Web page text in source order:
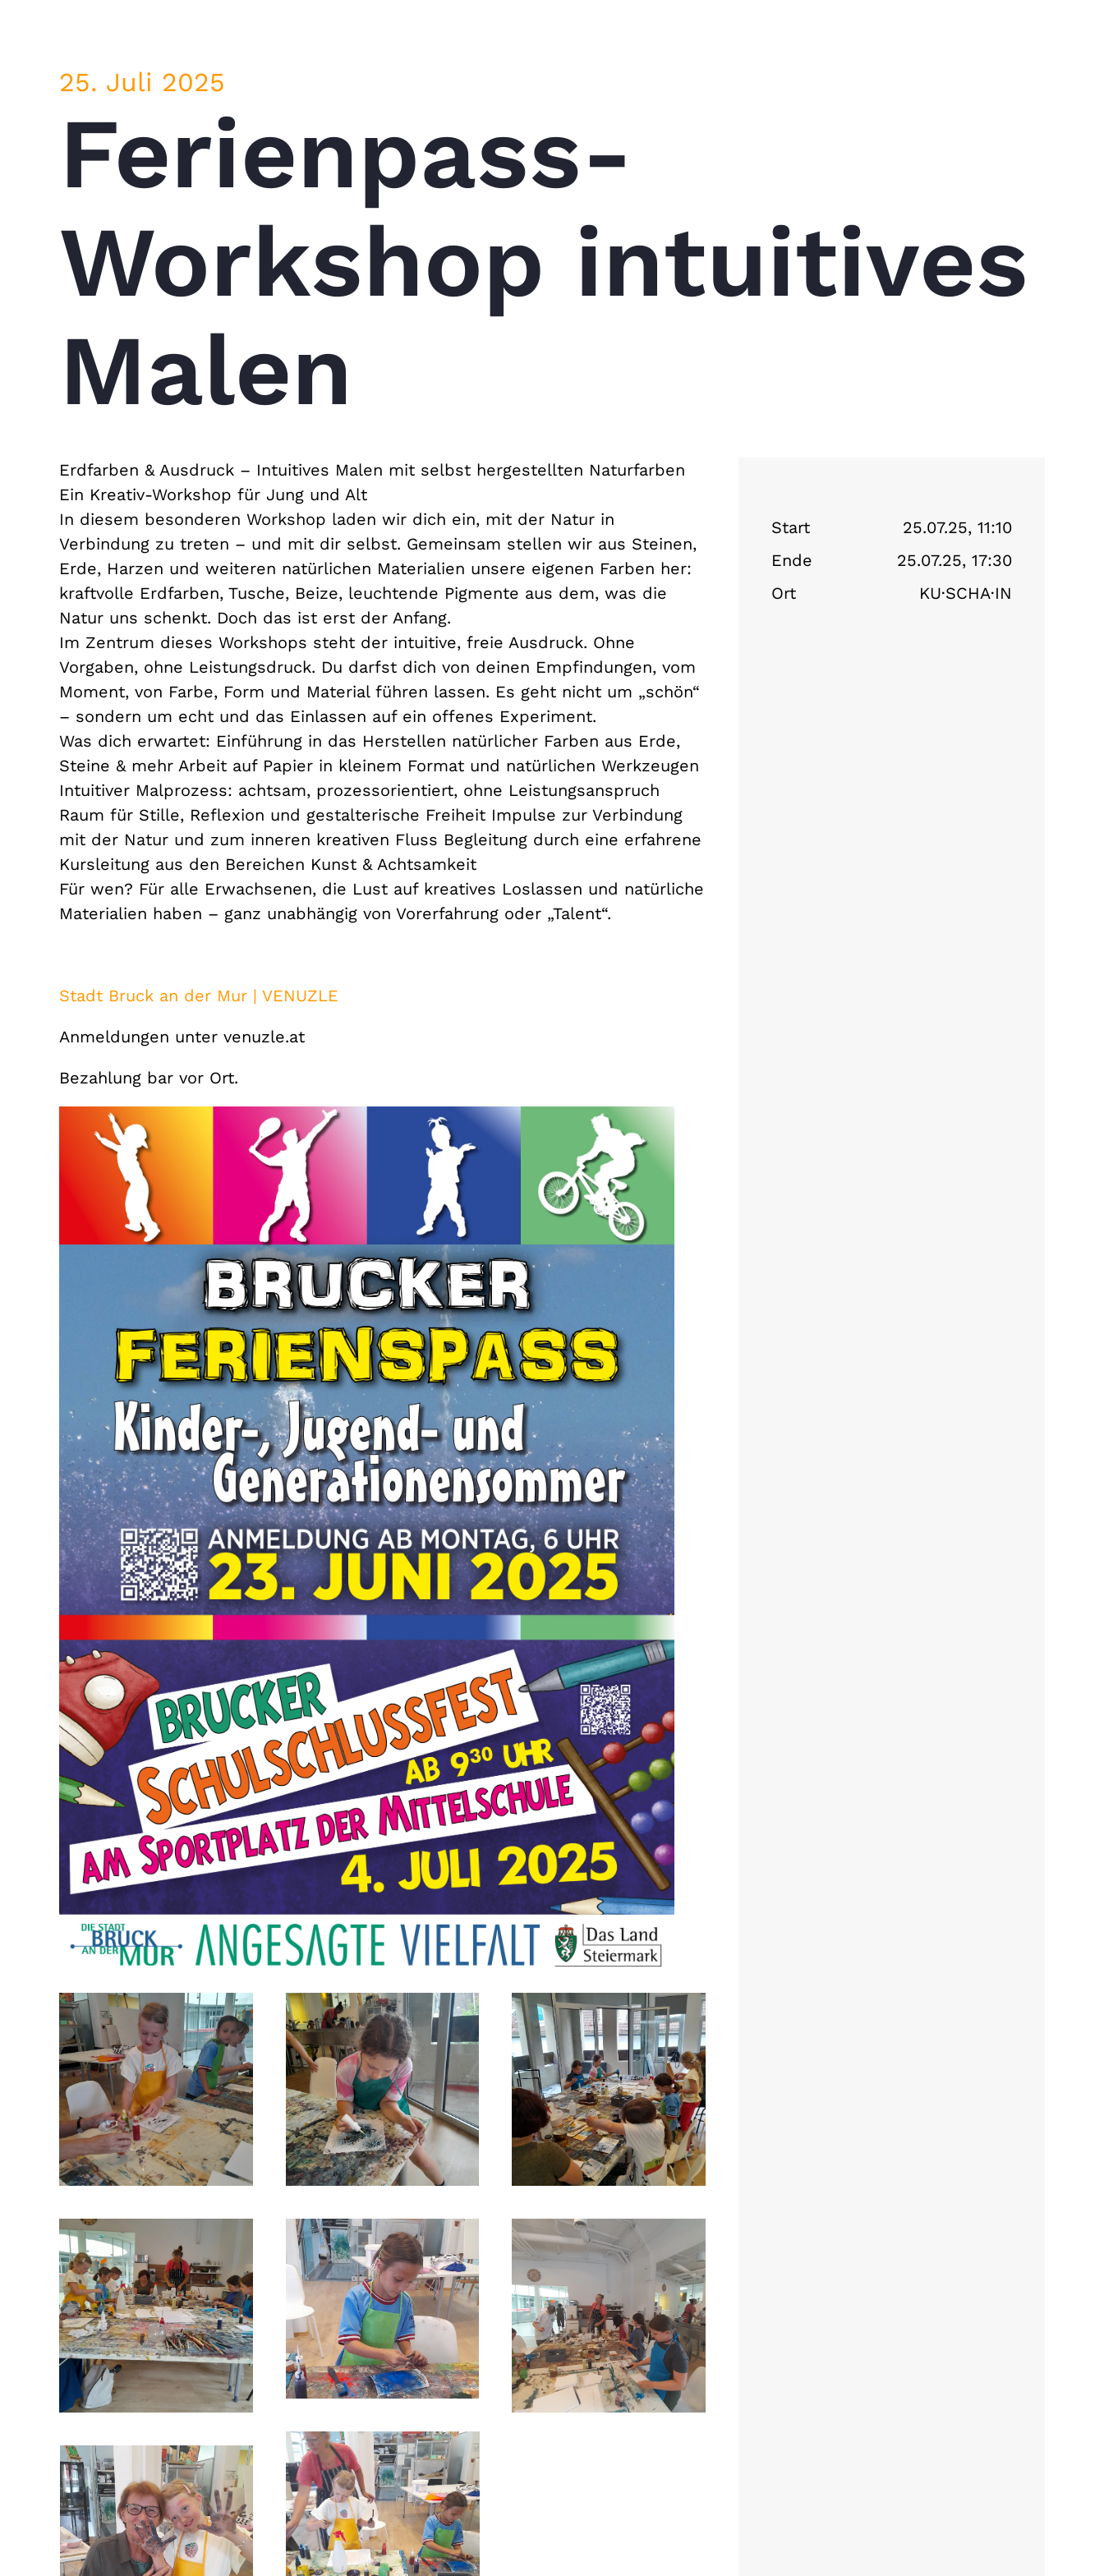
25. Juli 2025
Ferienpass-
Workshop intuitives
Malen
Erdfarben & Ausdruck – Intuitives Malen mit selbst hergestellten Naturfarben
Ein Kreativ-Workshop für Jung und Alt
In diesem besonderen Workshop laden wir dich ein, mit der Natur in
Verbindung zu treten – und mit dir selbst. Gemeinsam stellen wir aus Steinen,
Erde, Harzen und weiteren natürlichen Materialien unsere eigenen Farben her:
kraftvolle Erdfarben, Tusche, Beize, leuchtende Pigmente aus dem, was die
Natur uns schenkt. Doch das ist erst der Anfang.
Im Zentrum dieses Workshops steht der intuitive, freie Ausdruck. Ohne
Vorgaben, ohne Leistungsdruck. Du darfst dich von deinen Empfindungen, vom
Moment, von Farbe, Form und Material führen lassen. Es geht nicht um „schön“
– sondern um echt und das Einlassen auf ein offenes Experiment.
Was dich erwartet: Einführung in das Herstellen natürlicher Farben aus Erde,
Steine & mehr Arbeit auf Papier in kleinem Format und natürlichen Werkzeugen
Intuitiver Malprozess: achtsam, prozessorientiert, ohne Leistungsanspruch
Raum für Stille, Reflexion und gestalterische Freiheit Impulse zur Verbindung
mit der Natur und zum inneren kreativen Fluss Begleitung durch eine erfahrene
Kursleitung aus den Bereichen Kunst & Achtsamkeit
Für wen? Für alle Erwachsenen, die Lust auf kreatives Loslassen und natürliche
Materialien haben – ganz unabhängig von Vorerfahrung oder „Talent“.
Stadt Bruck an der Mur | VENUZLE
Anmeldungen unter venuzle.at
Bezahlung bar vor Ort.
Start
25.07.25, 11:10
Ende
25.07.25, 17:30
Ort
KU·SCHA·IN